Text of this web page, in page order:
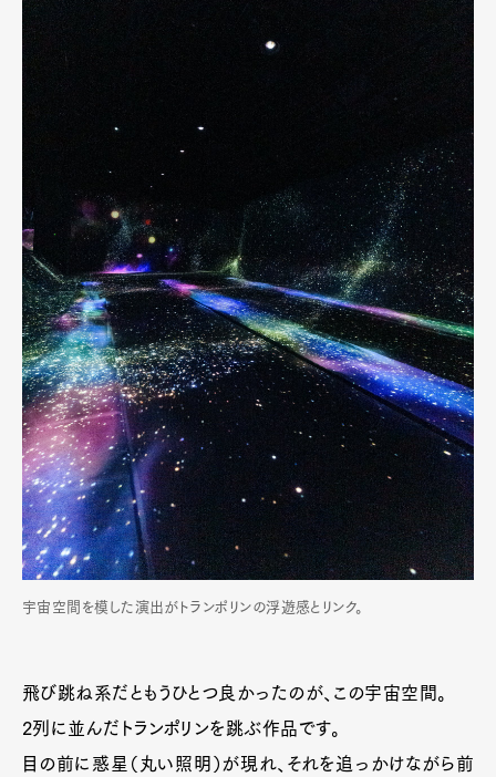
宇宙空間を模した演出がトランポリンの浮遊感とリンク。
飛び跳ね系だともうひとつ良かったのが、この宇宙空間。
2列に並んだトランポリンを跳ぶ作品です。
目の前に惑星（丸い照明）が現れ、それを追っかけながら前